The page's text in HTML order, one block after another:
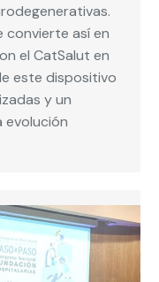
así en
el CatSalut en
este dispositivo
y un
evolución